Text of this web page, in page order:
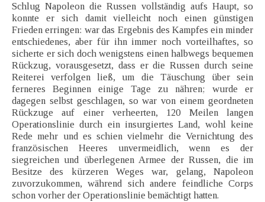
Schlug Napoleon die Russen vollständig aufs Haupt, so
konnte er sich damit vielleicht noch einen günstigen
Frieden erringen: war das Ergebnis des Kampfes ein minder
entschiedenes, aber für ihn immer noch vorteilhaftes, so
sicherte er sich doch wenigstens einen halbwegs bequemen
Rückzug, vorausgesetzt, dass er die Russen durch seine
Reiterei verfolgen ließ, um die Täuschung über sein
ferneres Beginnen einige Tage zu nähren; wurde er
dagegen selbst geschlagen, so war von einem geordneten
Rückzuge auf einer verheerten, 120 Meilen langen
Operationslinie durch ein insurgiertes Land, wohl keine
Rede mehr und es schien vielmehr die Vernichtung des
französischen Heeres unvermeidlich, wenn es der
siegreichen und überlegenen Armee der Russen, die im
Besitze des kürzeren Weges war, gelang, Napoleon
zuvorzukommen, während sich andere feindliche Corps
schon vorher der Operationslinie bemächtigt hatten.